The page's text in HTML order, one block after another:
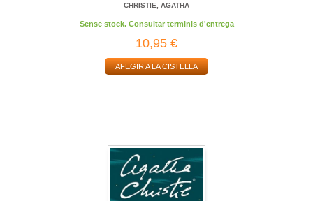
CHRISTIE, AGATHA
Sense stock. Consultar terminis d'entrega
10,95 €
AFEGIR A LA CISTELLA